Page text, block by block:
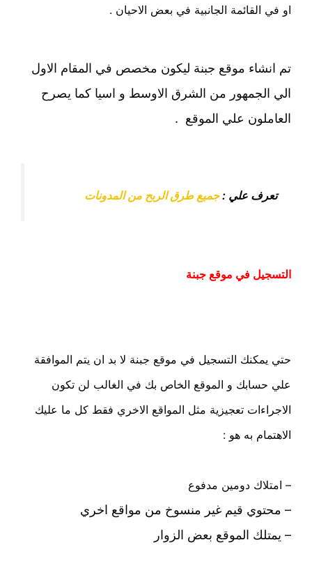
او في القائمة الجانبية في بعض الاحيان .
تم انشاء موقع جبنة ليكون مخصص في المقام الاول
الي الجمهور من الشرق الاوسط و اسيا كما يصرح
العاملون علي الموقع .
تعرف علي :جميع طرق الربح من المدونات
التسجيل في موقع جبنة
حتي يمكنك التسجيل في موقع جبنة لا بد ان يتم الموافقة
علي حسابك و الموقع الخاص بك في الغالب لن تكون
الاجراءات تعجيزية مثل المواقع الاخري فقط كل ما عليك
الاهتمام به هو :
– امتلاك دومين مدفوع
– محتوي قيم غير منسوخ من مواقع اخري
– يمتلك الموقع بعض الزوار